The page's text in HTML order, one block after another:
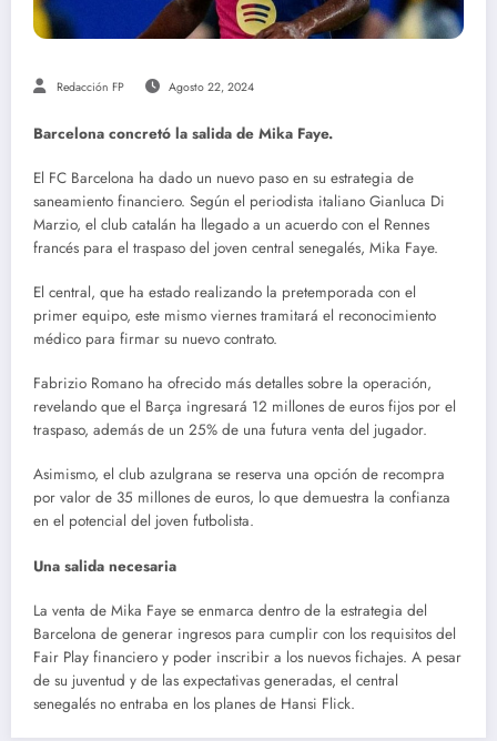
Redacción FP Agosto 22, 2024
Barcelona concretó la salida de Mika Faye.
El FC Barcelona ha dado un nuevo paso en su estrategia de
saneamiento financiero. Según el periodista italiano Gianluca Di
Marzio, el club catalán ha llegado a un acuerdo con el Rennes
francés para el traspaso del joven central senegalés, Mika Faye.
El central, que ha estado realizando la pretemporada con el
primer equipo, este mismo viernes tramitará el reconocimiento
médico para firmar su nuevo contrato.
Fabrizio Romano ha ofrecido más detalles sobre la operación,
revelando que el Barça ingresará 12 millones de euros fijos por el
traspaso, además de un 25% de una futura venta del jugador.
Asimismo, el club azulgrana se reserva una opción de recompra
por valor de 35 millones de euros, lo que demuestra la confianza
en el potencial del joven futbolista.
Una salida necesaria
La venta de Mika Faye se enmarca dentro de la estrategia del
Barcelona de generar ingresos para cumplir con los requisitos del
Fair Play financiero y poder inscribir a los nuevos fichajes. A pesar
de su juventud y de las expectativas generadas, el central
senegalés no entraba en los planes de Hansi Flick.